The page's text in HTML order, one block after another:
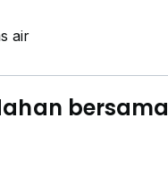
air
bersama